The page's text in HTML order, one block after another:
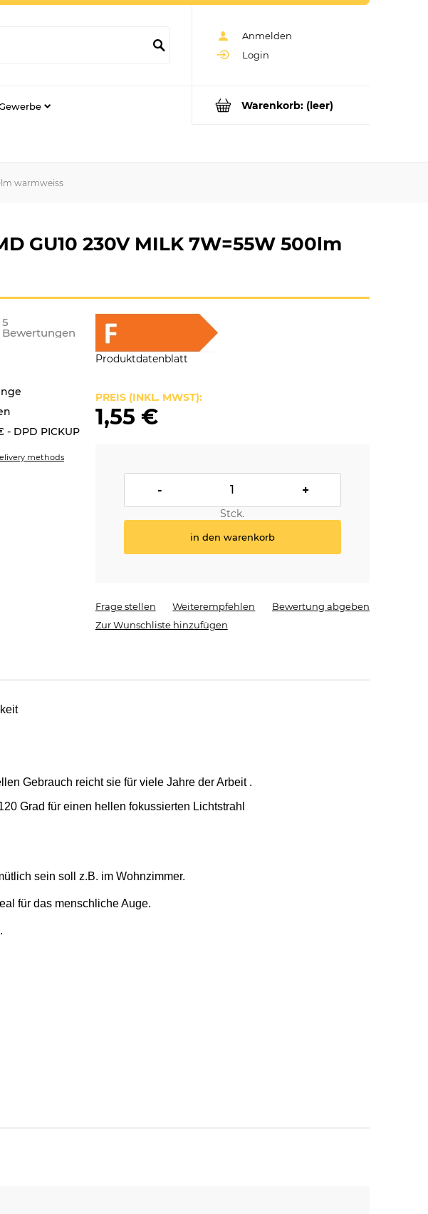
Anmelden
Login
Warenkorb: (leer)
warmweiss
GU10 230V MILK 7W=55W 500lm
5
Bewertungen
- DPD PICKUP
methods
Produktdatenblatt
PREIS (INKL. MWST):
1,55 €
- +
Stck.
in den warenkorb
Frage stellen Weiterempfehlen
Bewertung abgeben
Zur Wunschliste hinzufügen
Gebrauch reicht sie für viele Jahre der Arbeit .
Grad für einen hellen fokussierten Lichtstrahl
sein soll z.B. im Wohnzimmer.
für das menschliche Auge.